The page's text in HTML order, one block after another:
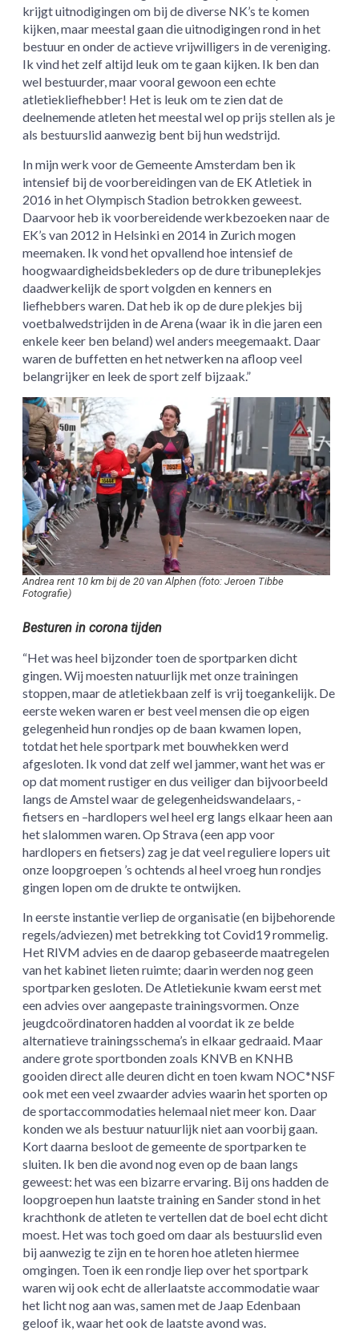
krijgt uitnodigingen om bij de diverse NK’s te komen
kijken, maar meestal gaan die uitnodigingen rond in het
bestuur en onder de actieve vrijwilligers in de vereniging.
Ik vind het zelf altijd leuk om te gaan kijken. Ik ben dan
wel bestuurder, maar vooral gewoon een echte
atletiekliefhebber! Het is leuk om te zien dat de
deelnemende atleten het meestal wel op prijs stellen als je
als bestuurslid aanwezig bent bij hun wedstrijd.
In mijn werk voor de Gemeente Amsterdam ben ik
intensief bij de voorbereidingen van de EK Atletiek in
2016 in het Olympisch Stadion betrokken geweest.
Daarvoor heb ik voorbereidende werkbezoeken naar de
EK’s van 2012 in Helsinki en 2014 in Zurich mogen
meemaken. Ik vond het opvallend hoe intensief de
hoogwaardigheidsbekleders op de dure tribuneplekjes
daadwerkelijk de sport volgden en kenners en
liefhebbers waren. Dat heb ik op de dure plekjes bij
voetbalwedstrijden in de Arena (waar ik in die jaren een
enkele keer ben beland) wel anders meegemaakt. Daar
waren de buffetten en het netwerken na afloop veel
belangrijker en leek de sport zelf bijzaak.”
Andrea rent 10 km bij de 20 van Alphen (foto: Jeroen Tibbe
Fotografie)
Besturen in corona tijden
“Het was heel bijzonder toen de sportparken dicht
gingen. Wij moesten natuurlijk met onze trainingen
stoppen, maar de atletiekbaan zelf is vrij toegankelijk. De
eerste weken waren er best veel mensen die op eigen
gelegenheid hun rondjes op de baan kwamen lopen,
totdat het hele sportpark met bouwhekken werd
afgesloten. Ik vond dat zelf wel jammer, want het was er
op dat moment rustiger en dus veiliger dan bijvoorbeeld
langs de Amstel waar de gelegenheidswandelaars, -
fietsers en –hardlopers wel heel erg langs elkaar heen aan
het slalommen waren. Op Strava (een app voor
hardlopers en fietsers) zag je dat veel reguliere lopers uit
onze loopgroepen ’s ochtends al heel vroeg hun rondjes
gingen lopen om de drukte te ontwijken.
In eerste instantie verliep de organisatie (en bijbehorende
regels/adviezen) met betrekking tot Covid19 rommelig.
Het RIVM advies en de daarop gebaseerde maatregelen
van het kabinet lieten ruimte; daarin werden nog geen
sportparken gesloten. De Atletiekunie kwam eerst met
een advies over aangepaste trainingsvormen. Onze
jeugdcoördinatoren hadden al voordat ik ze belde
alternatieve trainingsschema’s in elkaar gedraaid. Maar
andere grote sportbonden zoals KNVB en KNHB
gooiden direct alle deuren dicht en toen kwam NOC*NSF
ook met een veel zwaarder advies waarin het sporten op
de sportaccommodaties helemaal niet meer kon. Daar
konden we als bestuur natuurlijk niet aan voorbij gaan.
Kort daarna besloot de gemeente de sportparken te
sluiten. Ik ben die avond nog even op de baan langs
geweest: het was een bizarre ervaring. Bij ons hadden de
loopgroepen hun laatste training en Sander stond in het
krachthonk de atleten te vertellen dat de boel echt dicht
moest. Het was toch goed om daar als bestuurslid even
bij aanwezig te zijn en te horen hoe atleten hiermee
omgingen. Toen ik een rondje liep over het sportpark
waren wij ook echt de allerlaatste accommodatie waar
het licht nog aan was, samen met de Jaap Edenbaan
geloof ik, waar het ook de laatste avond was.